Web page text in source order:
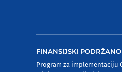
FINANSIJSKI
Program za implementaciju